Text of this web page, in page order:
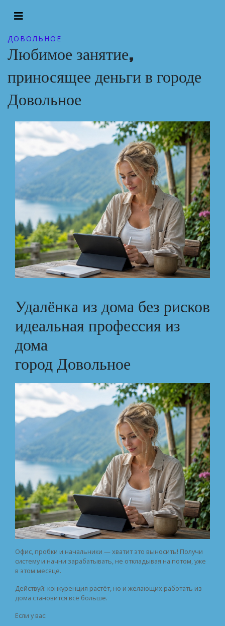
ДОВОЛЬНОЕ
Любимое занятие,
приносящее деньги в городе
Довольное
Удалёнка из дома без рисков
идеальная профессия из
дома
город Довольное
Офис, пробки и начальники — хватит это выносить! Получи
систему и начни зарабатывать, не откладывая на потом, уже
в этом месяце.
Действуй: конкуренция растёт, но и желающих работать из
дома становится всё больше.
Если у вас: